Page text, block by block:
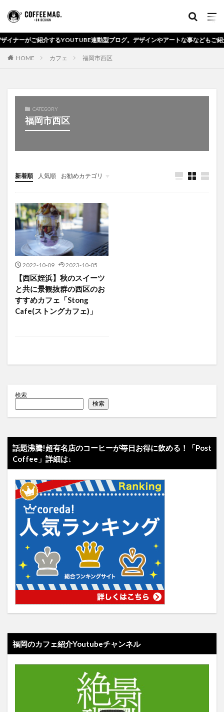
介するYOUTUBE連動型ブログ。デザインやアートな事などもご紹介します。
HOME カフェ 福岡市西区
CATEGORY
福岡市西区
新着順 人気順 お勧めカテゴリ
未分類
2022-10-09 2023-10-05
【西区姪浜】秋のスイーツ
と共に景観抜群の西区のお
すすめカフェ「Stong
Cafe(ストングカフェ)」
検索
検索
話題沸騰!超有名店のコーヒーが毎日お得に飲める！「Post
Coffee」詳細は↓
福岡のカフェ紹介Youtubeチャンネル